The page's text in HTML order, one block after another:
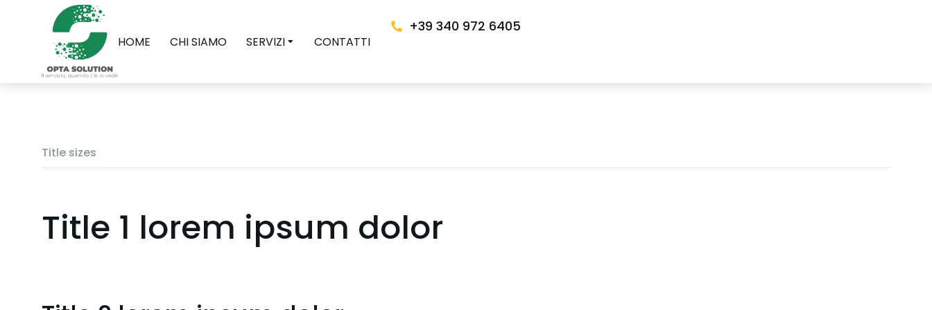
HOME CHI SIAMO SERVIZI CONTATTI
+39 340 972 6405
Title sizes
Title 1 lorem ipsum dolor